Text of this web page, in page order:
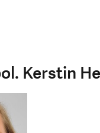
Kerstin